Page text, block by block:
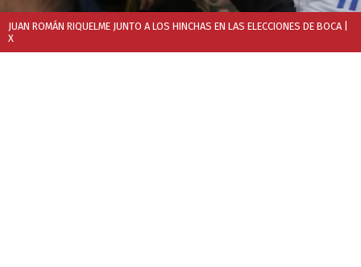
JUAN ROMÁN RIQUELME JUNTO A LOS HINCHAS EN LAS ELECCIONES DE BOCA
X